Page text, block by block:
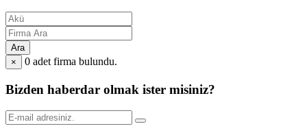
Ara
×
0 adet firma bulundu.
Bizden haberdar olmak ister misiniz?